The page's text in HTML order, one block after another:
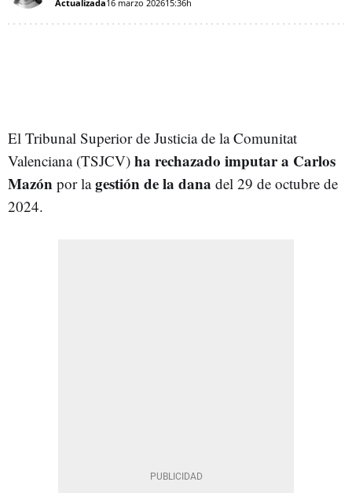
Actualizada16 marzo 202615:36h
El Tribunal Superior de Justicia de la Comunitat
Valenciana (TSJCV) ha rechazado imputar a Carlos
Mazón por lagestión de la dana del 29 de octubre de
2024.